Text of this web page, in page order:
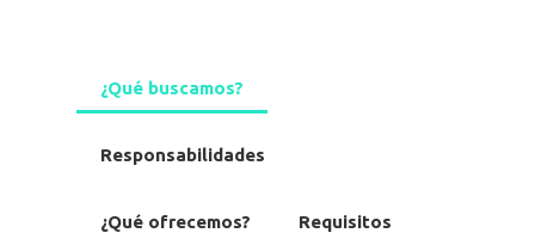
¿Qué buscamos?
Responsabilidades
¿Qué ofrecemos? Requisitos